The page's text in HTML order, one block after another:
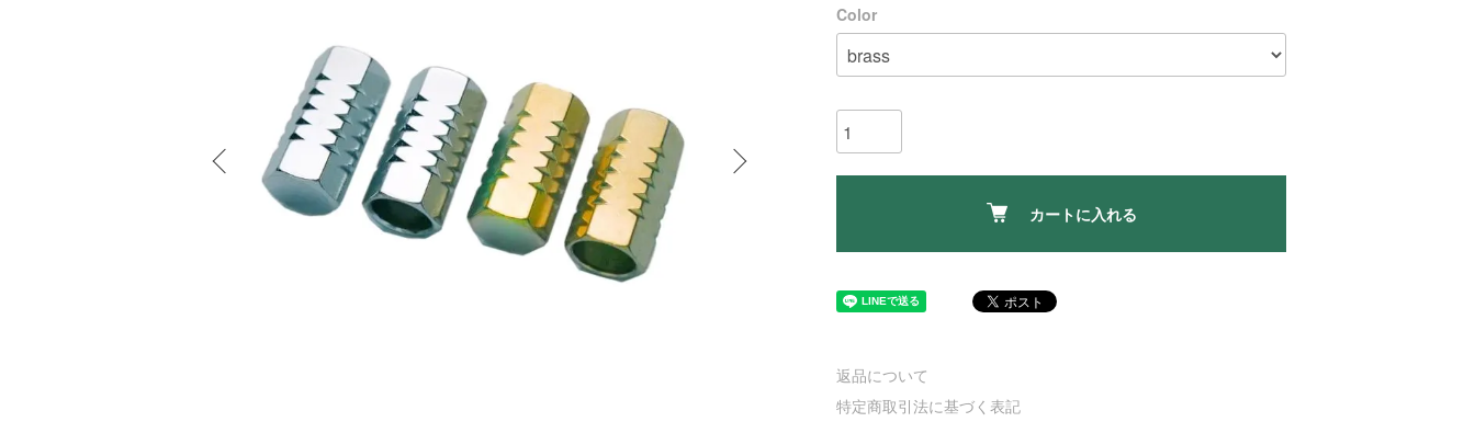
Color
カートに入れる
返品について
特定商取引法に基づく表記